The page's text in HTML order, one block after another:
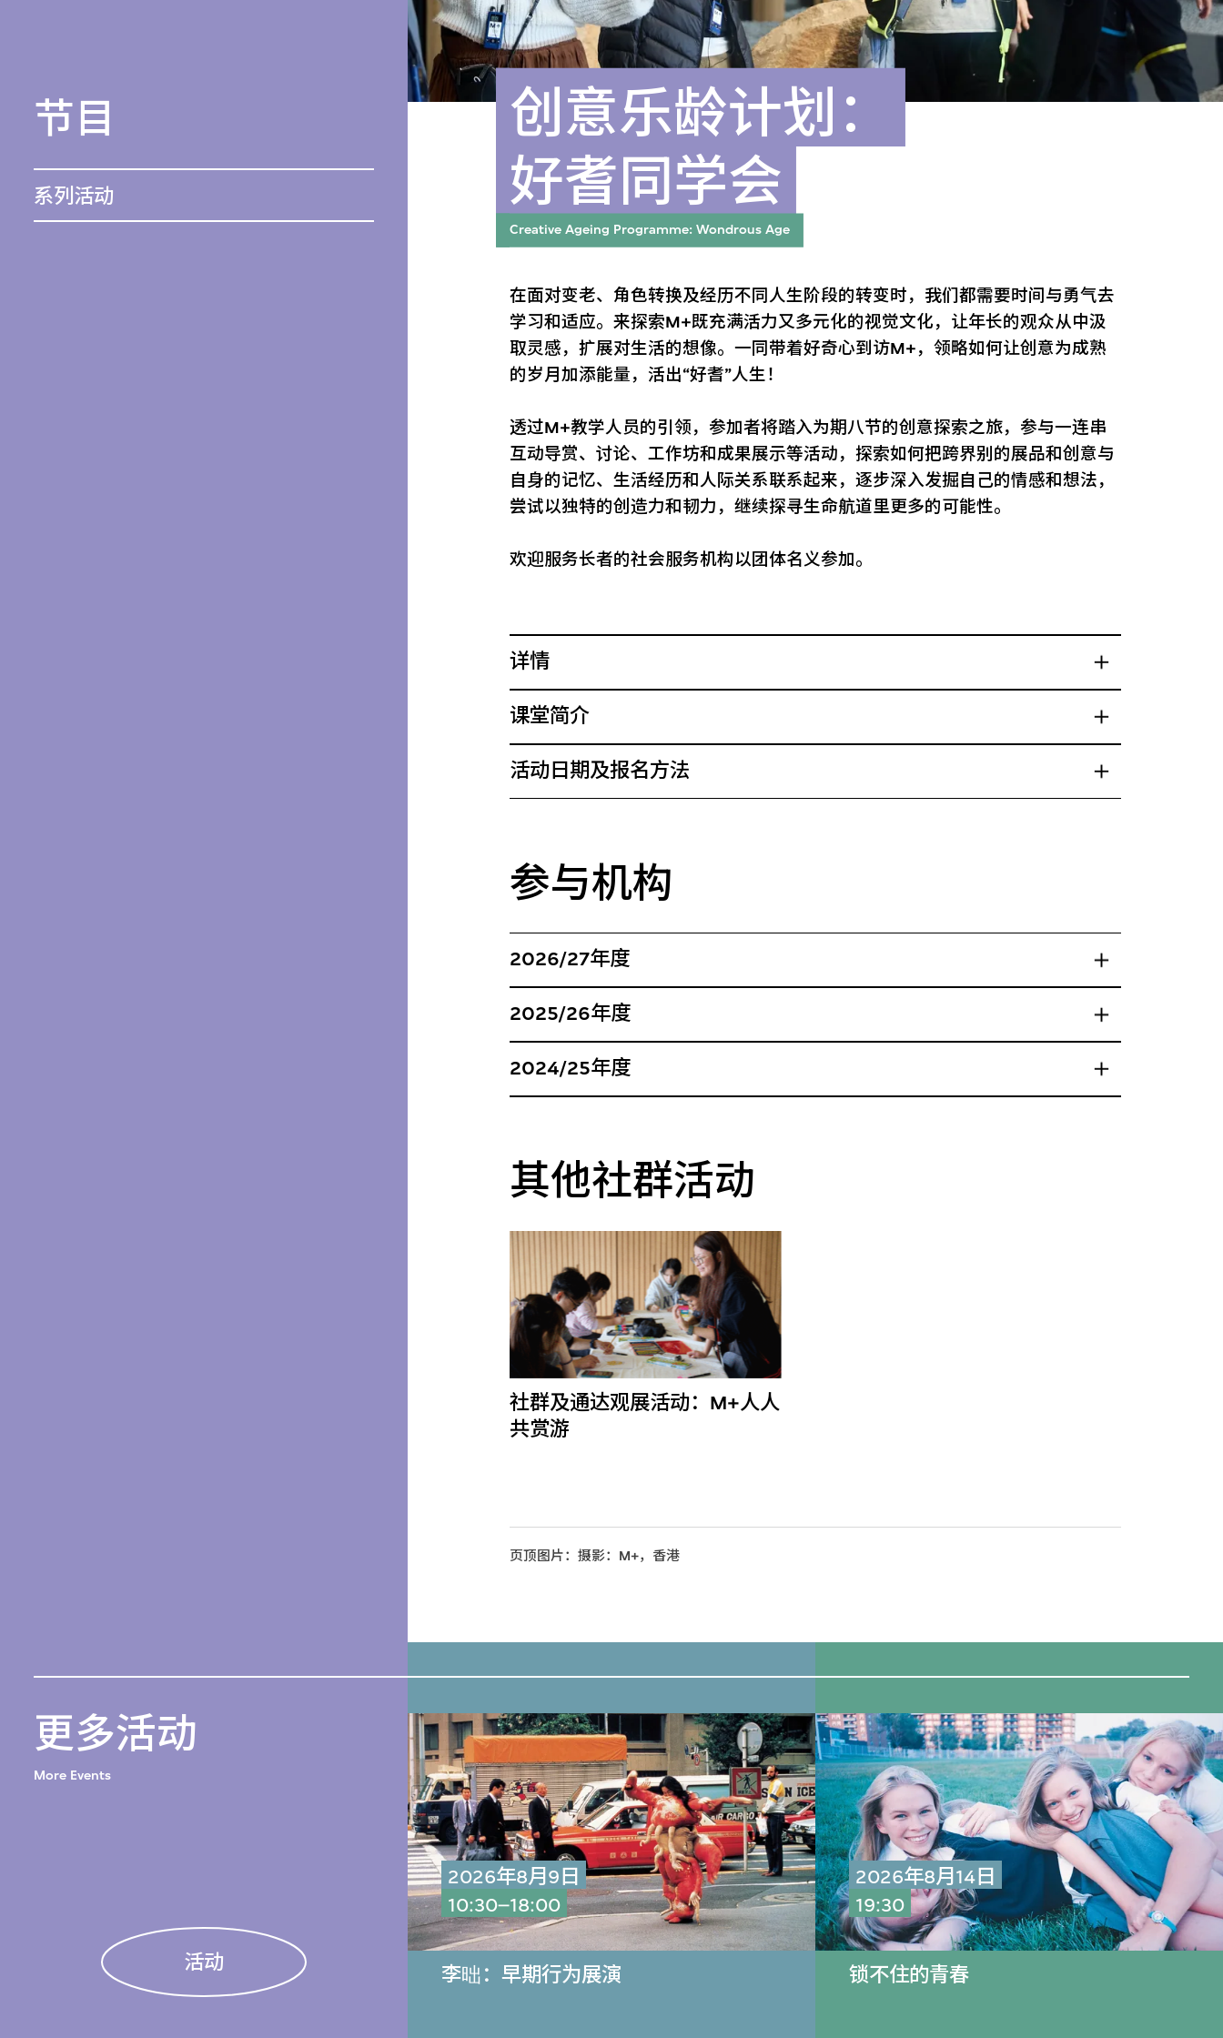
节目
系列活动
创意乐龄计划：
好耆同学会
Creative Ageing Programme: Wondrous Age
在面对变老、角色转换及经历不同人生阶段的转变时，我们都需要时间与勇气去
学习和适应。来探索M+既充满活力又多元化的视觉文化，让年长的观众从中汲
取灵感，扩展对生活的想像。一同带着好奇心到访M+，领略如何让创意为成熟
的岁月加添能量，活出“好耆”人生！
透过M+教学人员的引领，参加者将踏入为期八节的创意探索之旅，参与一连串
互动导赏、讨论、工作坊和成果展示等活动，探索如何把跨界别的展品和创意与
自身的记忆、生活经历和人际关系联系起来，逐步深入发掘自己的情感和想法，
尝试以独特的创造力和韧力，继续探寻生命航道里更多的可能性。
欢迎服务长者的社会服务机构以团体名义参加。
详情
课堂简介
活动日期及报名方法
参与机构
2026/27年度
2025/26年度
2024/25年度
其他社群活动
社群及通达观展活动：M+人人
共赏游
页顶图片：摄影：M+，香港
更多活动
More Events
活动
2026年8月9日
10:30–18:00
李昢：早期行为展演
2026年8月14日
19:30
锁不住的青春